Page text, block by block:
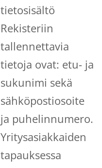
tietosisältö
Rekisteriin
tallennettavia
tietoja ovat: etu- ja
sukunimi sekä
sähköpostiosoite
ja puhelinnumero.
Yritysasiakkaiden
tapauksessa